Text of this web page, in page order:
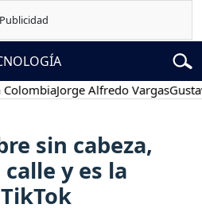
Jorge Alfredo VargasGustavo
sin cabeza,
y es la